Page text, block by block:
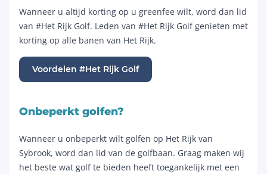
Wanneer u altijd korting op u greenfee wilt, word dan lid
van #Het Rijk Golf. Leden van #Het Rijk Golf genieten met
korting op alle banen van Het Rijk.
Voordelen #Het Rijk Golf
Onbeperkt golfen?
Wanneer u onbeperkt wilt golfen op Het Rijk van
Sybrook, word dan lid van de golfbaan. Graag maken wij
het beste wat golf te bieden heeft toegankelijk met een